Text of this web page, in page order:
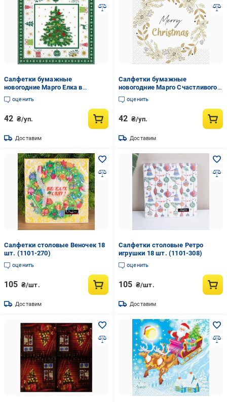
Салфетки бумажные
новогодние Марго Елка в
рамочке 18 шт. (29831296)
оценить
42 ₴/уп.
Доставим
Салфетки бумажные
новогодние Марго Счастливого
Рождества 18 шт. (29831297)
оценить
42 ₴/уп.
Доставим
Салфетки столовые Веночек 18
шт. (1101-270)
оценить
105 ₴/шт.
Доставим
Салфетки столовые Ретро
игрушки 18 шт. (1101-308)
оценить
105 ₴/шт.
Доставим